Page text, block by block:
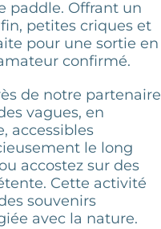
paddle. Offrant un
petites criques et
pour une sortie en
confirmé.
de notre partenaire
vagues, en
accessibles
le long
accostez sur des
Cette activité
souvenirs
avec la nature.